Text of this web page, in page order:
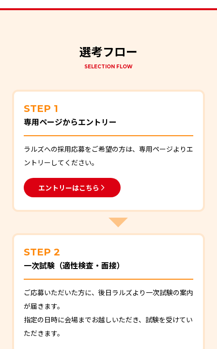
選考フロー
SELECTION FLOW
STEP 1
専用ページからエントリー
ラルズへの採用応募をご希望の方は、専用ページよりエ
ントリーしてください。
エントリーはこちら
STEP 2
一次試験（適性検査・面接）
ご応募いただいた方に、後日ラルズより一次試験の案内
が届きます。
指定の日時に会場までお越しいただき、試験を受けてい
ただきます。